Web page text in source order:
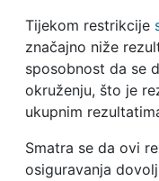
Tijekom restrikcije
značajno niže
sposobnost da se
okruženju, što je
ukupnim
Smatra se da ovi
osiguravanja